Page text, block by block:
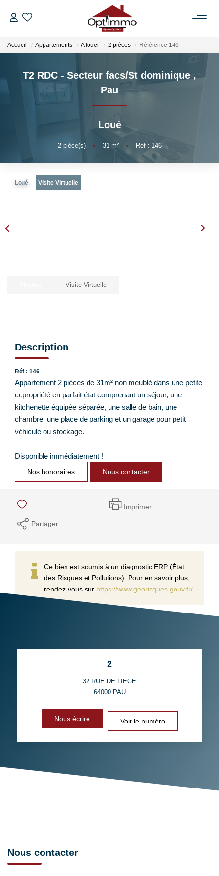
VENTES
LOCATIONS
GESTION
ESTIMATION
NOTRE AGENCE
Accueil Appartements A louer 2 pièces Référence 146
T2 RDC - Secteur facs/St dominique ,
Pau
Loué
2pièce(s) • 31 m² • Réf : 146
Loué Visite Virtuelle
Visite Virtuelle
Description
Réf : 146
Appartement 2 pièces de 31m² non meublé dans une petite
copropriété en parfait état comprenant un séjour, une
kitchenette équipée séparée, une salle de bain, une
chambre, une place de parking et un garage pour petit
véhicule ou stockage.
Disponible immédiatement !
Nos honoraires Nous contacter
Imprimer
Partager
Ce bien est soumis à un diagnostic ERP (État
des Risques et Pollutions). Pour en savoir plus,
rendez-vous sur https://www.georisques.gouv.fr/
2
32 RUE DE LIEGE
64000 PAU
Nous écrire Voir le numéro
Nous contacter